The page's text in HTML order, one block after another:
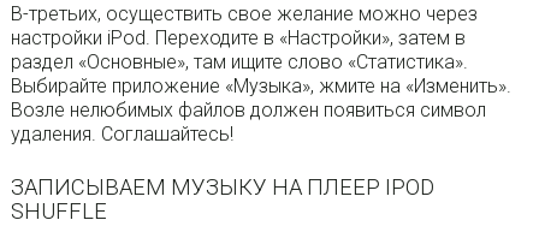
В-третьих, осуществить свое желание можно через
настройки iPod. Переходите в «Настройки», затем в
раздел «Основные», там ищите слово «Статистика».
Выбирайте приложение «Музыка», жмите на «Изменить».
Возле нелюбимых файлов должен появиться символ
удаления. Соглашайтесь!
ЗАПИСЫВАЕМ МУЗЫКУ НА ПЛЕЕР IPOD
SHUFFLE